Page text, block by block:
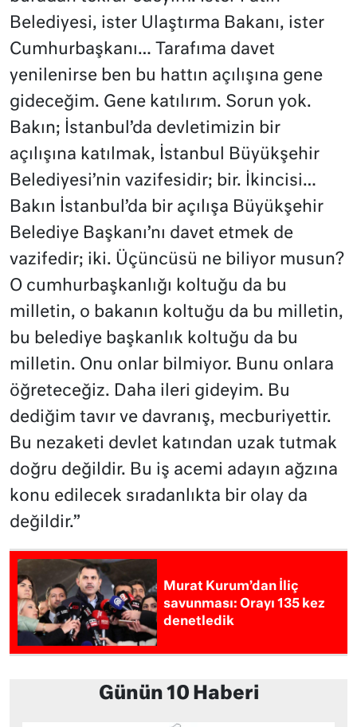
Belediyesi, ister Ulaştırma Bakanı, ister
Cumhurbaşkanı… Tarafıma davet
yenilenirse ben bu hattın açılışına gene
gideceğim. Gene katılırım. Sorun yok.
Bakın; İstanbul’da devletimizin bir
açılışına katılmak, İstanbul Büyükşehir
Belediyesi’nin vazifesidir; bir. İkincisi…
Bakın İstanbul’da bir açılışa Büyükşehir
Belediye Başkanı’nı davet etmek de
vazifedir; iki. Üçüncüsü ne biliyor musun?
O cumhurbaşkanlığı koltuğu da bu
milletin, o bakanın koltuğu da bu milletin,
bu belediye başkanlık koltuğu da bu
milletin. Onu onlar bilmiyor. Bunu onlara
öğreteceğiz. Daha ileri gideyim. Bu
dediğim tavır ve davranış, mecburiyettir.
Bu nezaketi devlet katından uzak tutmak
doğru değildir. Bu iş acemi adayın ağzına
konu edilecek sıradanlıkta bir olay da
değildir.”
Murat Kurum’dan İliç
savunması: Orayı 135 kez
denetledik
Günün 10 Haberi